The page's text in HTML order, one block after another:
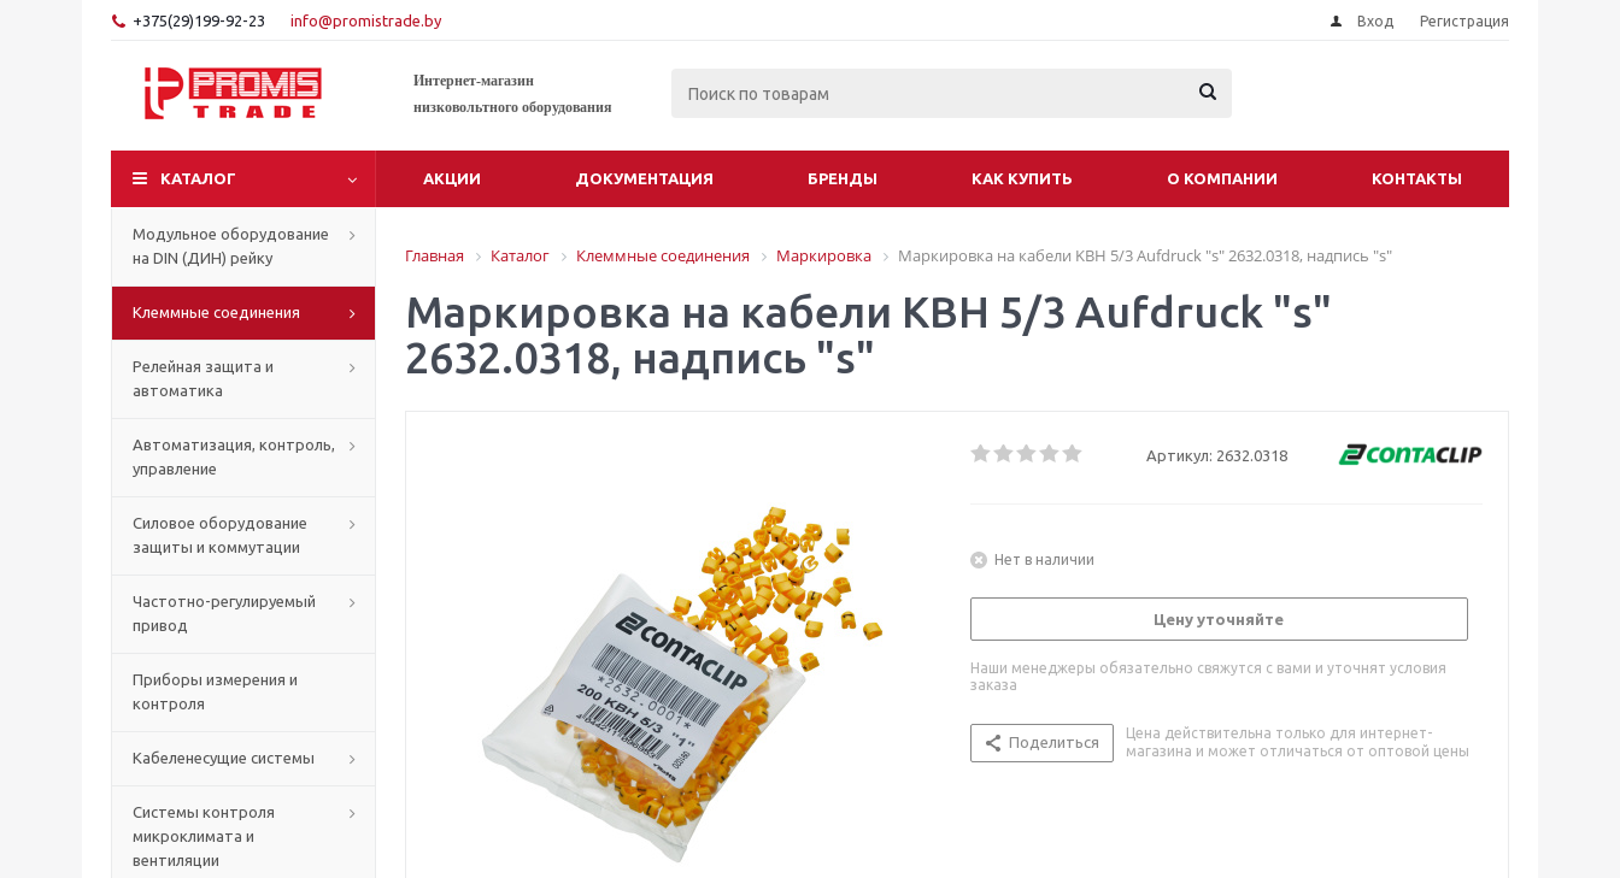
+375(29)199-92-23 info@promistrade.by Вход Регистрация
Интернет-магазин
низковольтного оборудования
КАТАЛОГ АКЦИИ ДОКУМЕНТАЦИЯ БРЕНДЫ КАК КУПИТЬ О КОМПАНИИ КОНТАКТЫ
Модульное оборудование
на DIN (ДИН) рейку
Клеммные соединения
Релейная защита и
автоматика
Автоматизация, контроль,
управление
Силовое оборудование
защиты и коммутации
Частотно-регулируемый
привод
Приборы измерения и
контроля
Кабеленесущие системы
Системы контроля
микроклимата и
вентиляции
Главная Каталог Клеммные соединения Маркировка Маркировка на кабели KBH 5/3 Aufdruck "s" 2632.0318, надпись "s"
Маркировка на кабели KBH 5/3 Aufdruck "s"
2632.0318, надпись "s"
Артикул: 2632.0318
Нет в наличии
Цену уточняйте
Наши менеджеры обязательно свяжутся с вами и уточнят условия
заказа
Поделиться
Цена действительна только для интернет-
магазина и может отличаться от оптовой цены